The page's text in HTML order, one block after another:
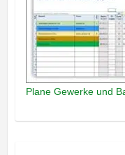
Plane Gewerke und